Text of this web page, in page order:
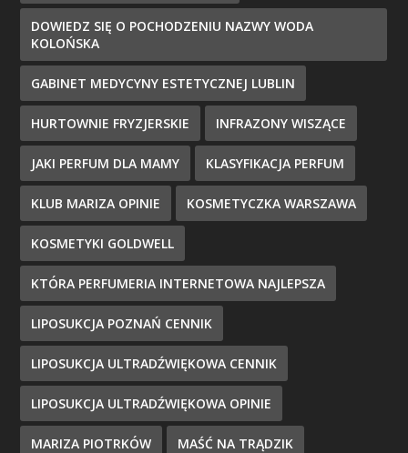
DOWIEDZ SIĘ O POCHODZENIU NAZWY WODA
KOLOŃSKA
GABINET MEDYCYNY ESTETYCZNEJ LUBLIN
HURTOWNIE FRYZJERSKIE INFRAZONY WISZĄCE
JAKI PERFUM DLA MAMY KLASYFIKACJA PERFUM
KLUB MARIZA OPINIE KOSMETYCZKA WARSZAWA
KOSMETYKI GOLDWELL
KTÓRA PERFUMERIA INTERNETOWA NAJLEPSZA
LIPOSUKCJA POZNAŃ CENNIK
LIPOSUKCJA ULTRADŹWIĘKOWA CENNIK
LIPOSUKCJA ULTRADŹWIĘKOWA OPINIE
MARIZA PIOTRKÓW MAŚĆ NA TRĄDZIK